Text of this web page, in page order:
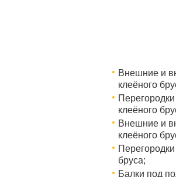
Внешние и
клеёного
клеёного
Внешние и
клеёного
бруса;
Балки под